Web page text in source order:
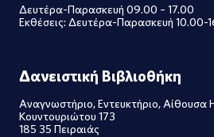
Δευτέρα-Παρασκευή 09.00 – 17.00
Εκθέσεις: Δευτέρα-Παρασκευή 10.00-
Δανειστική Βιβλιοθήκη
Αναγνωστήριο, Εντευκτήριο,
Κουντουριώτου 173
185 35 Πειραιάς